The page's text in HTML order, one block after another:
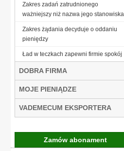
Zakres zadań zatrudnionego
ważniejszy niż nazwa jego stanowiska
Zakres żądania decyduje o oddaniu
pieniędzy
Ład w teczkach zapewni firmie spokój
DOBRA FIRMA
MOJE PIENIĄDZE
VADEMECUM EKSPORTERA
Zamów abonament